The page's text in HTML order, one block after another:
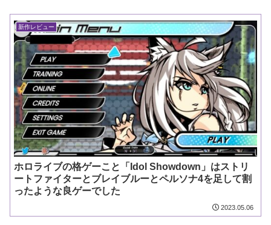
新作レビュー
ホロライブの格ゲーこと「Idol Showdown」はストリ
ートファイターとブレイブルーとペルソナ4を足して割
ったような良ゲーでした
2023.05.06